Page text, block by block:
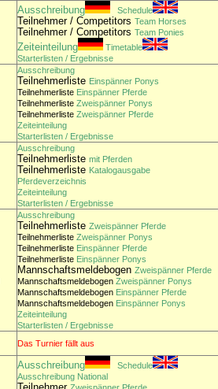
Ausschreibung Schedule
Teilnehmer / Competitors Team Horses
Teilnehmer / Competitors Team Ponies
Zeiteinteilung
Timetable
Starterlisten / Ergebnisse
Ausschreibung
Teilnehmerliste Einspänner Ponys
Teilnehmerliste Einspänner Pferde
Teilnehmerliste Zweispänner Ponys
Teilnehmerliste Zweispänner Pferde
Zeiteinteilung
Starterlisten / Ergebnisse
Ausschreibung
Teilnehmerliste mit Pferden
Teilnehmerliste Katalogausgabe
Pferdeverzeichnis
Zeiteinteilung
Starterlisten / Ergebnisse
Ausschreibung
Teilnehmerliste Zweispänner Pferde
Teilnehmerliste Zweispänner Ponys
Teilnehmerliste Einspänner Pferde
Teilnehmerliste Einspänner Ponys
Mannschaftsmeldebogen Zweispänner Pferde
Mannschaftsmeldebogen Zweispänner Ponys
Mannschaftsmeldebogen Einspänner Pferde
Mannschaftsmeldebogen Einspänner Ponys
Zeiteinteilung
Starterlisten / Ergebnisse
Das Turnier fällt aus
Ausschreibung
Schedule
Ausschreibung National